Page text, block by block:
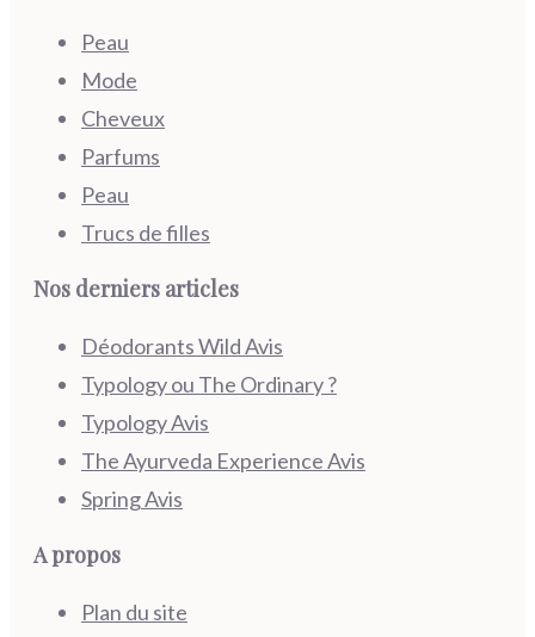
Peau
Mode
Cheveux
Parfums
Peau
Trucs de filles
Nos derniers articles
Déodorants Wild Avis
Typology ou The Ordinary ?
Typology Avis
The Ayurveda Experience Avis
Spring Avis
A propos
Plan du site